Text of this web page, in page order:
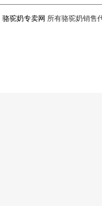
骆驼奶专卖网 所有骆驼奶销售